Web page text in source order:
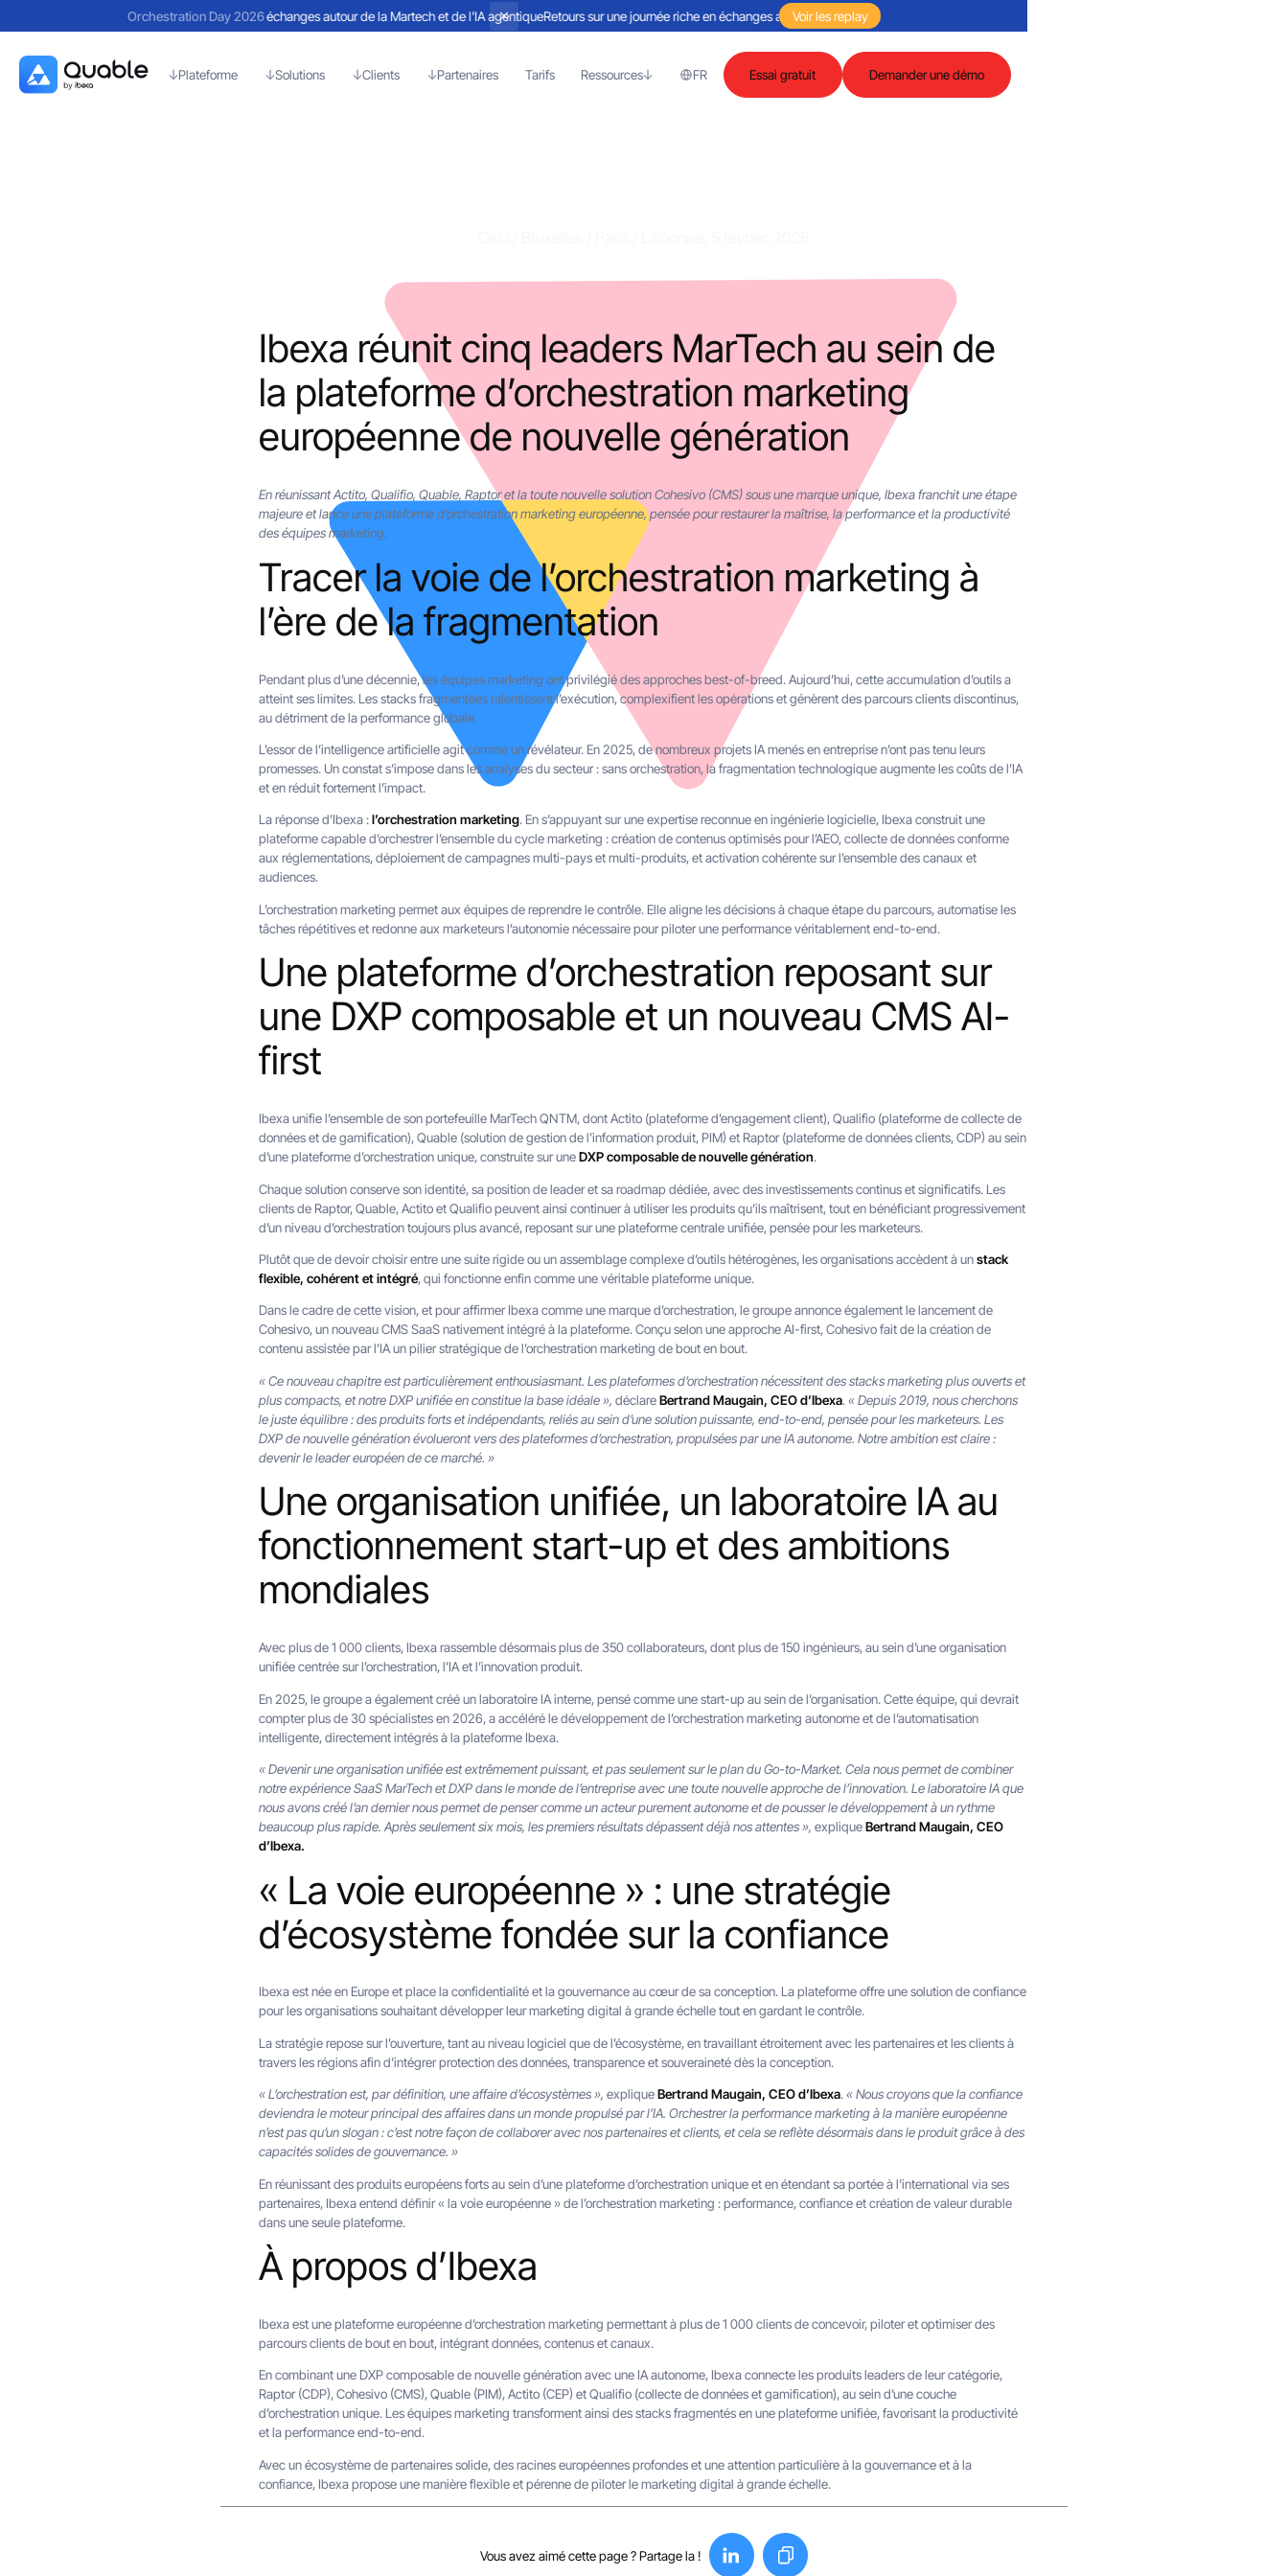
Orchestration Day 2026
Retours sur une journée riche en échanges autour de la Martech et de l'IA agentiqueRetours sur une journée riche en échanges autour de la Martech et de l'IA agentique
Voir les replay
Plateforme Solutions Clients Partenaires Tarifs Ressources FR Essai gratuit Demander une démo
Ibexa réunit cinq leaders MarTech au sein de
la plateforme d’orchestration marketing
européenne de nouvelle génération
En réunissant Actito, Qualifio, Quable, Raptor et la toute nouvelle solution Cohesivo (CMS) sous une marque unique, Ibexa franchit une étape
majeure et lance une plateforme d’orchestration marketing européenne, pensée pour restaurer la maîtrise, la performance et la productivité
des équipes marketing.
Tracer la voie de l’orchestration marketing à
l’ère de la fragmentation
Pendant plus d’une décennie, les équipes marketing ont privilégié des approches best-of-breed. Aujourd’hui, cette accumulation d’outils a
atteint ses limites. Les stacks fragmentées ralentissent l’exécution, complexifient les opérations et génèrent des parcours clients discontinus,
au détriment de la performance globale.
L’essor de l’intelligence artificielle agit comme un révélateur. En 2025, de nombreux projets IA menés en entreprise n’ont pas tenu leurs
promesses. Un constat s’impose dans les analyses du secteur : sans orchestration, la fragmentation technologique augmente les coûts de l’IA
et en réduit fortement l’impact.
La réponse d’Ibexa :l’orchestration marketing. En s’appuyant sur une expertise reconnue en ingénierie logicielle, Ibexa construit une
plateforme capable d’orchestrer l’ensemble du cycle marketing : création de contenus optimisés pour l’AEO, collecte de données conforme
aux réglementations, déploiement de campagnes multi-pays et multi-produits, et activation cohérente sur l’ensemble des canaux et
audiences.
L’orchestration marketing permet aux équipes de reprendre le contrôle. Elle aligne les décisions à chaque étape du parcours, automatise les
tâches répétitives et redonne aux marketeurs l’autonomie nécessaire pour piloter une performance véritablement end-to-end.
Une plateforme d’orchestration reposant sur
une DXP composable et un nouveau CMS AI-
first
Ibexa unifie l’ensemble de son portefeuille MarTech QNTM, dont Actito (plateforme d’engagement client), Qualifio (plateforme de collecte de
données et de gamification), Quable (solution de gestion de l’information produit, PIM) et Raptor (plateforme de données clients, CDP) au sein
d’une plateforme d’orchestration unique, construite sur uneDXP composable de nouvelle génération.
Chaque solution conserve son identité, sa position de leader et sa roadmap dédiée, avec des investissements continus et significatifs. Les
clients de Raptor, Quable, Actito et Qualifio peuvent ainsi continuer à utiliser les produits qu’ils maîtrisent, tout en bénéficiant progressivement
d’un niveau d’orchestration toujours plus avancé, reposant sur une plateforme centrale unifiée, pensée pour les marketeurs.
Plutôt que de devoir choisir entre une suite rigide ou un assemblage complexe d’outils hétérogènes, les organisations accèdent à unstack
flexible, cohérent et intégré, qui fonctionne enfin comme une véritable plateforme unique.
Dans le cadre de cette vision, et pour affirmer Ibexa comme une marque d’orchestration, le groupe annonce également le lancement de
Cohesivo, un nouveau CMS SaaS nativement intégré à la plateforme. Conçu selon une approche AI-first, Cohesivo fait de la création de
contenu assistée par l’IA un pilier stratégique de l’orchestration marketing de bout en bout.
« Ce nouveau chapitre est particulièrement enthousiasmant. Les plateformes d’orchestration nécessitent des stacks marketing plus ouverts et
plus compacts, et notre DXP unifiée en constitue la base idéale », déclareBertrand Maugain, CEO d’Ibexa.« Depuis 2019, nous cherchons
le juste équilibre : des produits forts et indépendants, reliés au sein d’une solution puissante, end-to-end, pensée pour les marketeurs. Les
DXP de nouvelle génération évolueront vers des plateformes d’orchestration, propulsées par une IA autonome. Notre ambition est claire :
devenir le leader européen de ce marché. »
Une organisation unifiée, un laboratoire IA au
fonctionnement start-up et des ambitions
mondiales
Avec plus de 1 000 clients, Ibexa rassemble désormais plus de 350 collaborateurs, dont plus de 150 ingénieurs, au sein d’une organisation
unifiée centrée sur l’orchestration, l’IA et l’innovation produit.
En 2025, le groupe a également créé un laboratoire IA interne, pensé comme une start-up au sein de l’organisation. Cette équipe, qui devrait
compter plus de 30 spécialistes en 2026, a accéléré le développement de l’orchestration marketing autonome et de l’automatisation
intelligente, directement intégrés à la plateforme Ibexa.
« Devenir une organisation unifiée est extrêmement puissant, et pas seulement sur le plan du Go-to-Market. Cela nous permet de combiner
notre expérience SaaS MarTech et DXP dans le monde de l’entreprise avec une toute nouvelle approche de l’innovation. Le laboratoire IA que
nous avons créé l’an dernier nous permet de penser comme un acteur purement autonome et de pousser le développement à un rythme
beaucoup plus rapide. Après seulement six mois, les premiers résultats dépassent déjà nos attentes », expliqueBertrand Maugain, CEO
d’Ibexa.
« La voie européenne » : une stratégie
d’écosystème fondée sur la confiance
Ibexa est née en Europe et place la confidentialité et la gouvernance au cœur de sa conception. La plateforme offre une solution de confiance
pour les organisations souhaitant développer leur marketing digital à grande échelle tout en gardant le contrôle.
La stratégie repose sur l’ouverture, tant au niveau logiciel que de l’écosystème, en travaillant étroitement avec les partenaires et les clients à
travers les régions afin d’intégrer protection des données, transparence et souveraineté dès la conception.
« L’orchestration est, par définition, une affaire d’écosystèmes », expliqueBertrand Maugain, CEO d’Ibexa.« Nous croyons que la confiance
deviendra le moteur principal des affaires dans un monde propulsé par l’IA. Orchestrer la performance marketing à la manière européenne
n’est pas qu’un slogan : c’est notre façon de collaborer avec nos partenaires et clients, et cela se reflète désormais dans le produit grâce à des
capacités solides de gouvernance. »
En réunissant des produits européens forts au sein d’une plateforme d’orchestration unique et en étendant sa portée à l’international via ses
partenaires, Ibexa entend définir « la voie européenne » de l’orchestration marketing : performance, confiance et création de valeur durable
dans une seule plateforme.
À propos d’Ibexa
Ibexa est une plateforme européenne d’orchestration marketing permettant à plus de 1 000 clients de concevoir, piloter et optimiser des
parcours clients de bout en bout, intégrant données, contenus et canaux.
En combinant une DXP composable de nouvelle génération avec une IA autonome, Ibexa connecte les produits leaders de leur catégorie,
Raptor (CDP), Cohesivo (CMS), Quable (PIM), Actito (CEP) et Qualifio (collecte de données et gamification), au sein d’une couche
d’orchestration unique. Les équipes marketing transforment ainsi des stacks fragmentés en une plateforme unifiée, favorisant la productivité
et la performance end-to-end.
Avec un écosystème de partenaires solide, des racines européennes profondes et une attention particulière à la gouvernance et à la
confiance, Ibexa propose une manière flexible et pérenne de piloter le marketing digital à grande échelle.
Vous avez aimé cette page ? Partage la !